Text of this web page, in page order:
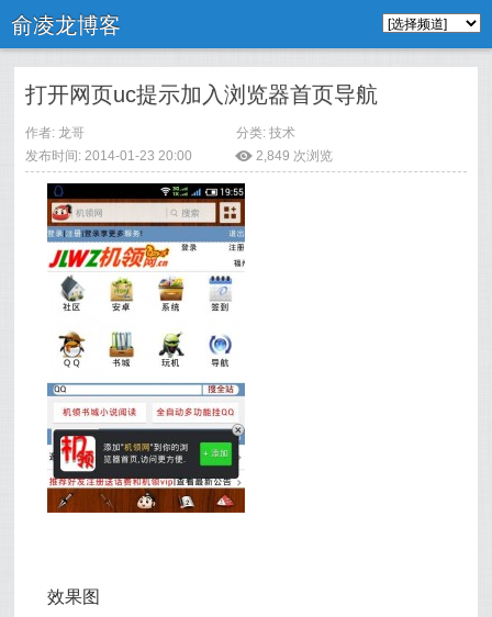
俞凌龙博客
打开网页uc提示加入浏览器首页导航
作者: 龙哥 分类: 技术
发布时间: 2014-01-23 20:00
ė 2,849 次浏览
效果图